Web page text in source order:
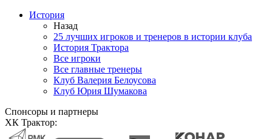
История
Назад
25 лучших игроков и тренеров в истории клуба
История Трактора
Все игроки
Все главные тренеры
Клуб Валерия Белоусова
Клуб Юрия Шумакова
Спонсоры и партнеры
ХК Трактор: